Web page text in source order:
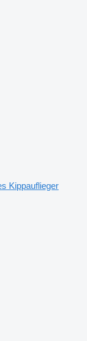
Kippauflieger